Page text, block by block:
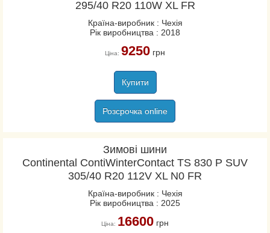
295/40 R20 110W XL FR
Країна-виробник : Чехія
Рік виробництва : 2018
Ціна: 9250грн
Купити
Розсрочка online
Зимові шини
Continental ContiWinterContact TS 830 P SUV
305/40 R20 112V XL N0 FR
Країна-виробник : Чехія
Рік виробництва : 2025
Ціна: 16600грн